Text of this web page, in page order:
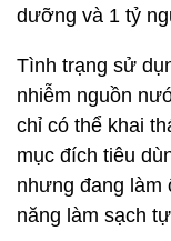
dưỡng và 1 tỷ
Tình trạng sử
nhiễm nguồn
chỉ có thể khai
mục đích tiêu
nhưng đang làm
năng làm sạch